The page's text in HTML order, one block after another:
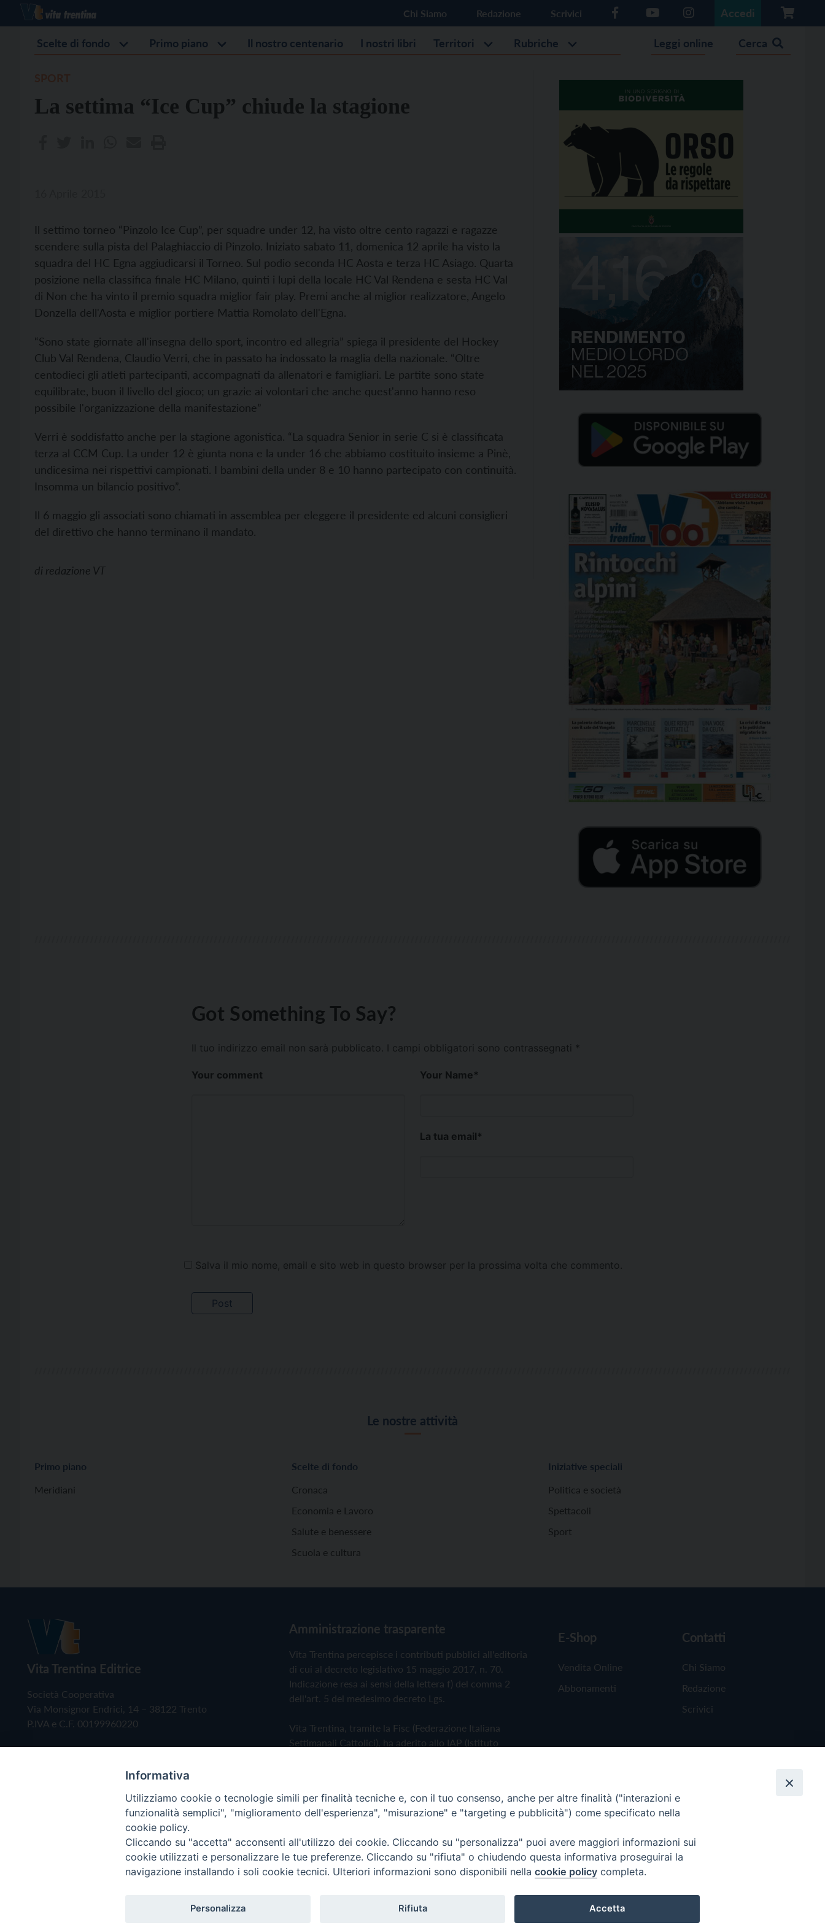
Chi Siamo Redazione Scrivici Accedi
Scelte di fondo Primo piano Il nostro centenario I nostri libri Territori Rubriche Leggi online Cerca
La settima “Ice Cup” chiude la stagione
Il settimo torneo “Pinzolo Ice Cup”, per squadre under 12, ha visto oltre cento ragazzi e ragazze
scendere sulla pista del Palaghiaccio di Pinzolo. Iniziato sabato 11, domenica 12 aprile ha visto la
squadra del HC Egna aggiudicarsi il Torneo. Sul podio seconda HC Aosta e terza HC Asiago. Quarta
posizione nella classifica finale HC Milano, quinti i lupi della locale HC Val Rendena e sesta HC Val
di Non che ha vinto il premio squadra miglior fair play. Premi anche al miglior realizzatore, Angelo
Donzella dell'Aosta e miglior portiere Mattia Romolato dell'Egna.
“Sono state giornate all'insegna dello sport, incontro ed allegria” spiega il presidente del Hockey
Club Val Rendena, Claudio Verri, che in passato ha indossato la maglia della nazionale. “Oltre
centodieci gli atleti partecipanti, accompagnati da allenatori e famigliari. Le partite sono state
equilibrate, buon il livello del gioco; un grazie ai volontari che anche quest'anno hanno reso
possibile l'organizzazione della manifestazione”
Verri è soddisfatto anche per la stagione agonistica. “La squadra Senior in serie C si è classificata
terza al CCM Cup. La under 12 è giunta nona e la under 16 che abbiamo costituito insieme a Pinè,
undicesima nei rispettivi campionati. I bambini della under 8 e 10 hanno partecipato con continuità.
Insomma un bilancio positivo”.
Il 6 maggio gli associati sono chiamati in assemblea per eleggere il presidente ed alcuni consiglieri
del direttivo che hanno terminano il mandato.
di redazione VT
Got Something To Say?
Il tuo indirizzo email non sarà pubblicato. I campi obbligatori sono contrassegnati *
Your comment Your Name*
La tua email*
Salva il mio nome, email e sito web in questo browser per la prossima volta che commento.
Le nostre attività
Primo piano
Meridiani
Scelte di fondo
Cronaca
Economia e Lavoro
Salute e benessere
Scuola e cultura
Iniziative speciali
Politica e società
Spettacoli
Sport
Vita Trentina Editrice
Società Cooperativa
Via Monsignor Endrici, 14 – 38122 Trento
P.IVA e C.F. 00199960220
Amministrazione trasparente
Vita Trentina percepisce i contributi pubblici all'editoria
di cui al decreto legislativo 15 maggio 2017, n. 70.
Indicazione resa ai sensi della lettera f) del comma 2
dell'art. 5 del medesimo decreto Lgs.
Vita Trentina, tramite la Fisc (Federazione Italiana
Settimanali Cattolici), ha aderito allo IAP (Istituto
Privacy Policy Cookie Policy
E-Shop
Vendita Online
Abbonamenti
Contatti
Chi Siamo
Redazione
Scrivici
Copyright © 2019 - Tutti i diritti riservati - Vita Trentina Editrice
Informativa
Utilizziamo cookie o tecnologie simili per finalità tecniche e, con il tuo consenso, anche per altre finalità ("interazioni e
funzionalità semplici", "miglioramento dell'esperienza", "misurazione" e "targeting e pubblicità") come specificato nella
cookie policy.
Cliccando su "accetta" acconsenti all'utilizzo dei cookie. Cliccando su "personalizza" puoi avere maggiori informazioni sui
cookie utilizzati e personalizzare le tue preferenze. Cliccando su "rifiuta" o chiudendo questa informativa proseguirai la
navigazione installando i soli cookie tecnici. Ulteriori informazioni sono disponibili nella cookie policy completa.
Personalizza Rifiuta Accetta